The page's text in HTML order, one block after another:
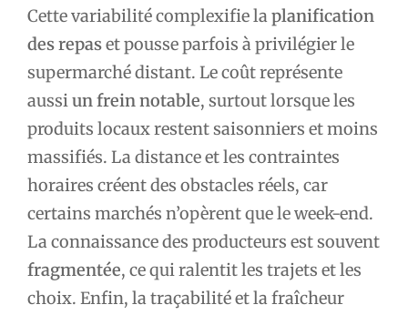
Cette variabilité complexifie laplanification
des repaset pousse parfois à privilégier le
supermarché distant. Le coût représente
aussiun frein notable, surtout lorsque les
produits locaux restent saisonniers et moins
massifiés. La distance et les contraintes
horaires créent des obstacles réels, car
certains marchés n’opèrent que le week-end.
La connaissance des producteurs est souvent
fragmentée, ce qui ralentit les trajets et les
choix. Enfin, la traçabilité et la fraîcheur